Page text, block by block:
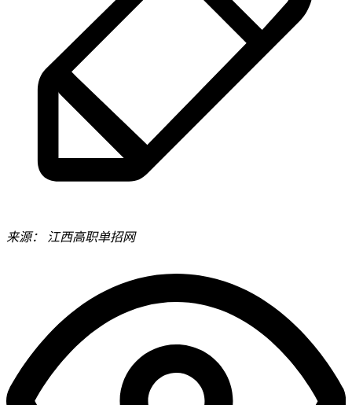
来源： 江西高职单招网